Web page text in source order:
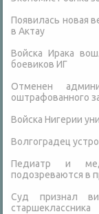
Появилась новая
в Актау
Войска Ирака
боевиков ИГ
Отменен
оштрафованного
Войска Нигерии
Волгоградец
Педиатр и
подозреваются в
Суд признал
старшеклассника